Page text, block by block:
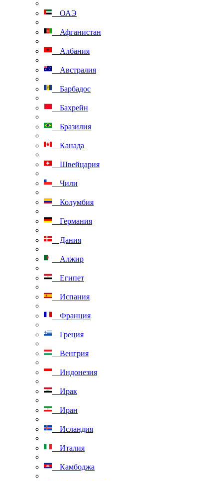
ОАЭ
Афганистан
Албания
Австралия
Барбадос
Бахрейн
Бразилия
Канада
Швейцария
Чили
Колумбия
Германия
Дания
Алжир
Египет
Испания
Франция
Греция
Венгрия
Индонезия
Ирак
Иран
Исландия
Италия
Камбоджа